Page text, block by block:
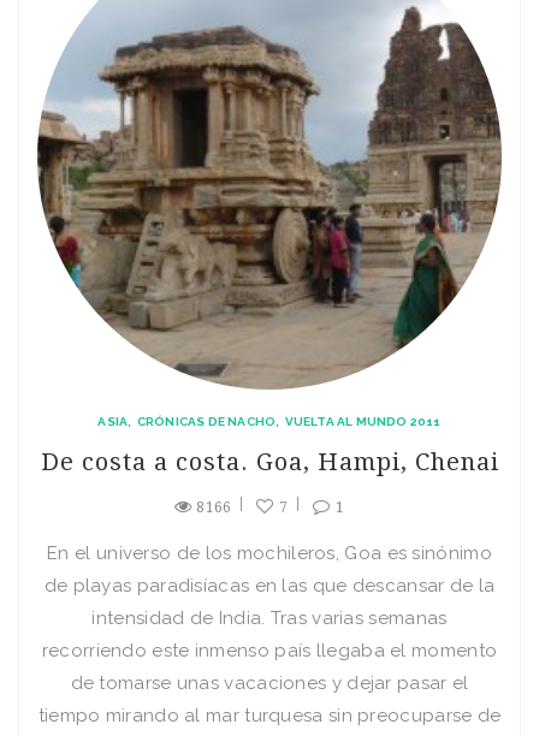
ASIA CRÓNICAS DE NACHO VUELTA AL MUNDO 2011
De costa a costa. Goa, Hampi, Chenai
8166 7 1
En el universo de los mochileros, Goa es sinónimo
de playas paradisíacas en las que descansar de la
intensidad de India. Tras varias semanas
recorriendo este inmenso país llegaba el momento
de tomarse unas vacaciones y dejar pasar el
tiempo mirando al mar turquesa sin preocuparse de